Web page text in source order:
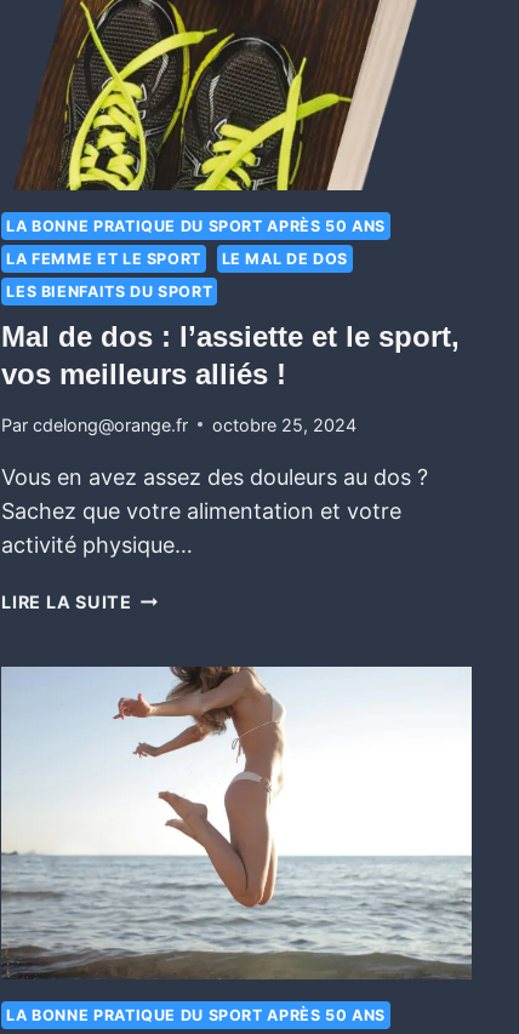
LA BONNE PRATIQUE DU SPORT APRÈS 50 ANS
LA FEMME ET LE SPORT
LE MAL DE DOS
LES BIENFAITS DU SPORT
Mal de dos : l’assiette et le sport,
vos meilleurs alliés !
Par cdelong@orange.fr octobre 25, 2024
Vous en avez assez des douleurs au dos ?
Sachez que votre alimentation et votre
activité physique…
LIRE LA SUITE
LA BONNE PRATIQUE DU SPORT APRÈS 50 ANS